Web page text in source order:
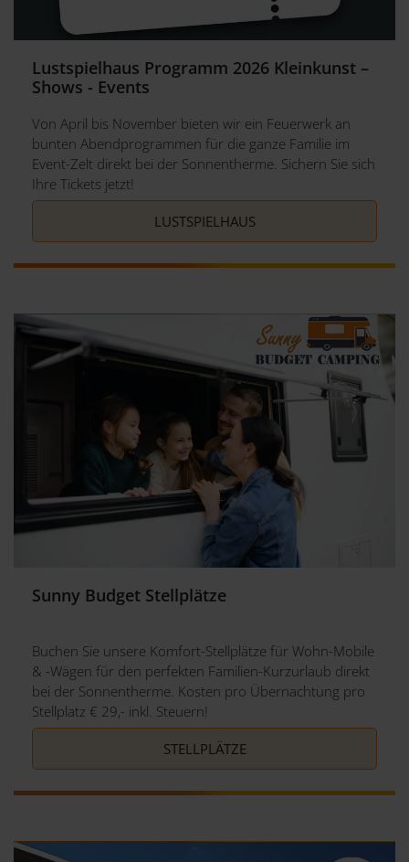
Lustspielhaus Programm 2026 Kleinkunst –
Shows - Events
Von April bis November bieten wir ein Feuerwerk an
bunten Abendprogrammen für die ganze Familie im
Event-Zelt direkt bei der Sonnentherme. Sichern Sie sich
Ihre Tickets jetzt!
LUSTSPIELHAUS
Sunny Budget Stellplätze
Buchen Sie unsere Komfort-Stellplätze für Wohn-Mobile
& -Wägen für den perfekten Familien-Kurzurlaub direkt
bei der Sonnentherme. Kosten pro Übernachtung pro
Stellplatz € 29,- inkl. Steuern!
STELLPLÄTZE